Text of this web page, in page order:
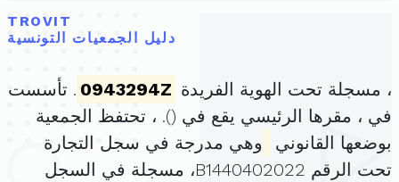
TROVIT
دليل الجمعيات التونسية
، مسجلة تحت الهوية الفريدة 0943294Z . تأسست
في ، مقرها الرئيسي يقع في (). ، تحتفظ الجمعية
بوضعها القانوني
وهي مدرجة في سجل التجارة
تحت الرقم B1440402022، مسجلة في السجل